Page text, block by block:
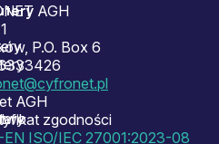
AGH
P.O. Box 6
AGH
zgodności
EN ISO/IEC 27001:2023-08